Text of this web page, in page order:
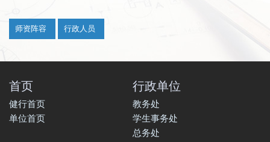
师资阵容 行政人员
首页
健行首页
单位首页
行政单位
教务处
学生事务处
总务处